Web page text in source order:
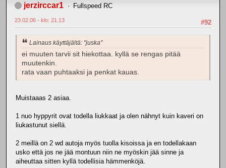
jerzirccar1 Fullspeed RC
#92
23.02.06 - klo: 21.13
Lainaus käyttäjältä: "juska"
ei muuten tarvii sit hiekottaa. kyllä se rengas pitää
muutenkin.
rata vaan puhtaaksi ja penkat kauas.
Muistaaas 2 asiaa.
1 nuo hyppyrit ovat todella liukkaat ja olen nähnyt kuin kaveri on
liukastunut siellä.
2 meillä on 2 wd autoja myös tuolla kisoissa ja en todellakaan
usko että jos ne jää montuun niin ne myöskin jää sinne ja
aiheuttaa sitten kyllä todellisia hämmenköjä.